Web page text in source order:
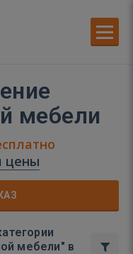
мебели
цены
мебели" в